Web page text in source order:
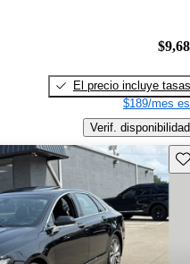
El precio incluye tasas
$189/mes
Verif. disponibilidad